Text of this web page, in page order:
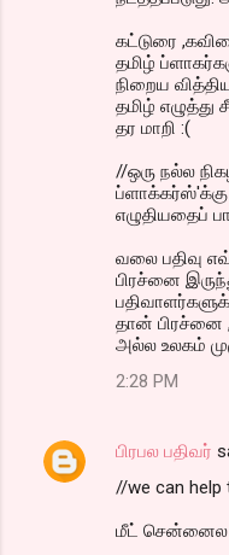
கட்டுரை
தமிழ்
நிறைய
தமிழ் எழுத்து
தர மாறி :(
//ஒரு நல்ல
எழுதியதைப்
வலை பதிவு
பிரச்னை
தான் பிரச்னை
அல்ல உலகம்
2:28 PM
பிரபல பதிவர்
//we can help
மீட் சென்னைல